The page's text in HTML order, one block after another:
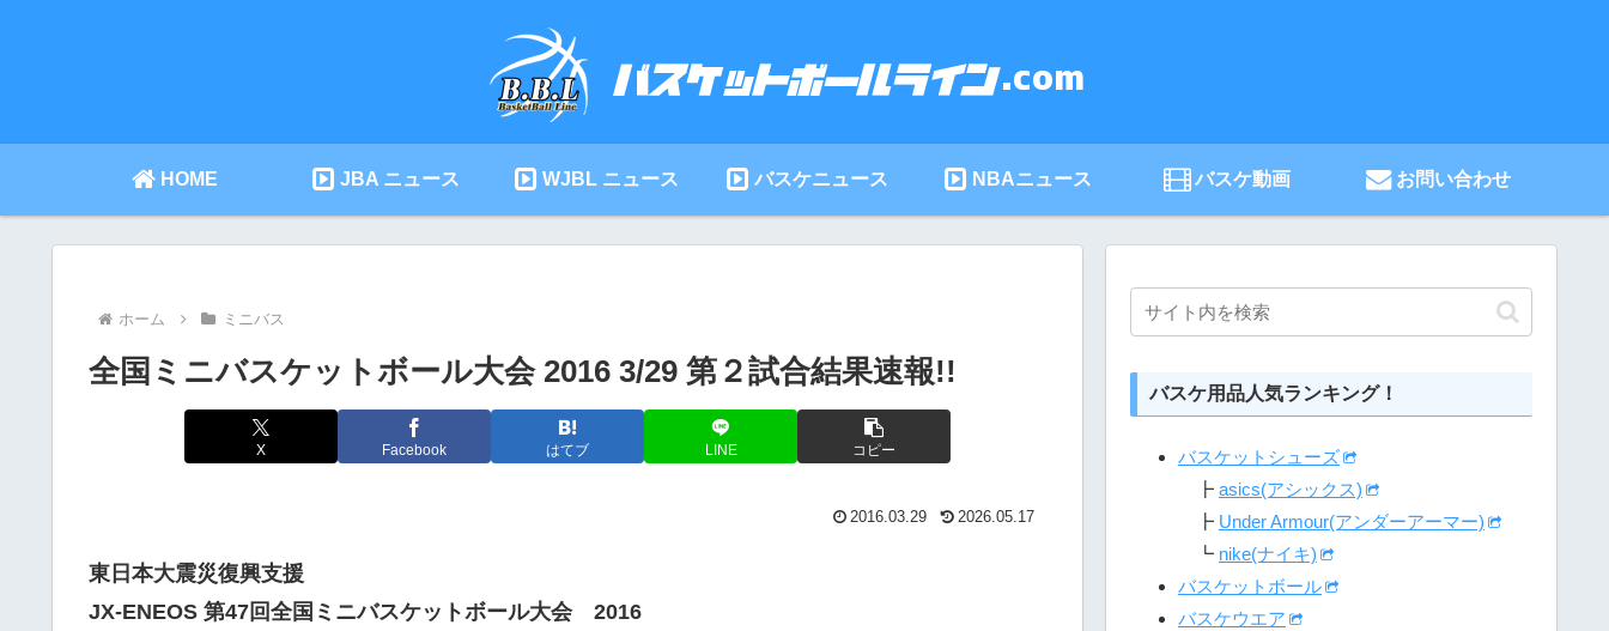
HOME JBA ニュース WJBL ニュース バスケニュース NBAニュース バスケ動画 お問い合わせ
ホーム ミニバス
全国ミニバスケットボール大会 2016 3/29 第２試合結果速報!!
X Facebook はてブ LINE コピー
2016.03.29 2026.05.17
東日本大震災復興支援
JX-ENEOS 第47回全国ミニバスケットボール大会 2016
バスケ用品人気ランキング！
バスケットシューズ
┣ asics(アシックス)
┣ Under Armour(アンダーアーマー)
┗ nike(ナイキ)
バスケットボール
バスケウエア